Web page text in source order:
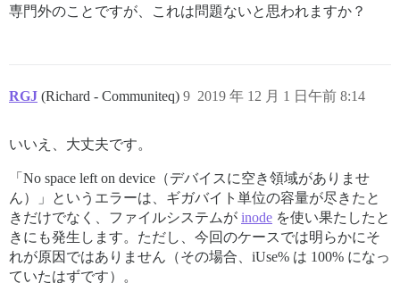
専門外のことですが、これは問題ないと思われますか？
RGJ (Richard - Communiteq) 2019 年 12 月 1 日午前 8:14
9
いいえ、大丈夫です。
「No space left on device（デバイスに空き領域がありませ
ん）」というエラーは、ギガバイト単位の容量が尽きたと
きだけでなく、ファイルシステムが inode を使い果たしたと
きにも発生します。ただし、今回のケースでは明らかにそ
れが原因ではありません（その場合、iUse% は 100% になっ
ていたはずです）。